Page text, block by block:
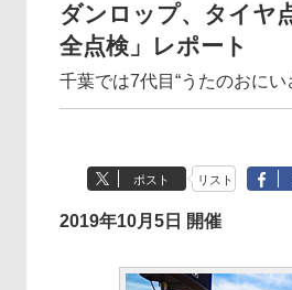
ダンロップ、タイヤ
全点検」レポート
千葉では7代目“うたのおに
ポスト リスト
2019年10月5日 開催